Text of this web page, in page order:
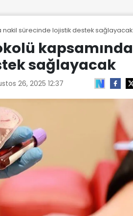
nakil sürecinde lojistik destek sağlayacak
kapsamında
sağlayacak
26, 2025 12:37